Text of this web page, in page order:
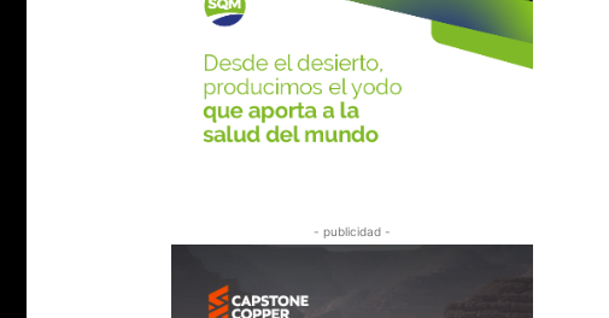
- publicidad -